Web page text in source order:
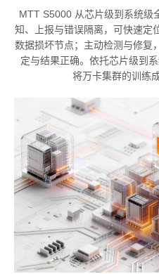
MTT S5000 从芯片级到系统级
知、上报与错误隔离，可快速定
数据损坏节点；主动检测与修复
定与结果正确。依托芯片级到
将万卡集群的训练